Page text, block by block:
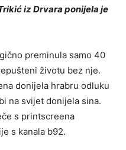
iz Drvara ponijela je
preminula samo 40
životu bez nje.
donijela hrabru odluku
na svijet donijela sina.
s printscreena
s kanala b92.